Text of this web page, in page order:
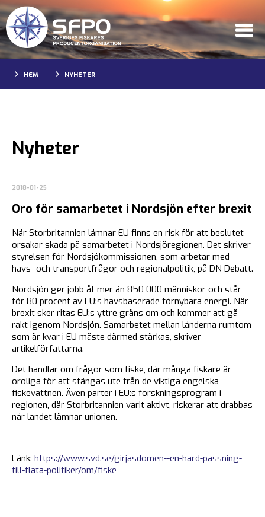
HEM NYHETER
Nyheter
2018-01-25
Oro för samarbetet i Nordsjön efter brexit
När Storbritannien lämnar EU finns en risk för att beslutet
orsakar skada på samarbetet i Nordsjöregionen. Det skriver
styrelsen för Nordsjökommissionen, som arbetar med
havs- och transportfrågor och regionalpolitik, på DN Debatt.
Nordsjön ger jobb åt mer än 850 000 människor och står
för 80 procent av EU:s havsbaserade förnybara energi. När
brexit sker ritas EU:s yttre gräns om och kommer att gå
rakt igenom Nordsjön. Samarbetet mellan länderna rumtom
som är kvar i EU måste därmed stärkas, skriver
artikelförfattarna.
Det handlar om frågor som fiske, där många fiskare är
oroliga för att stängas ute från de viktiga engelska
fiskevattnen. Även parter i EU:s forskningsprogram i
regionen, där Storbritannien varit aktivt, riskerar att drabbas
när landet lämnar unionen.
Länk: https://www.svd.se/girjasdomen--en-hard-passning-
till-flata-politiker/om/fiske